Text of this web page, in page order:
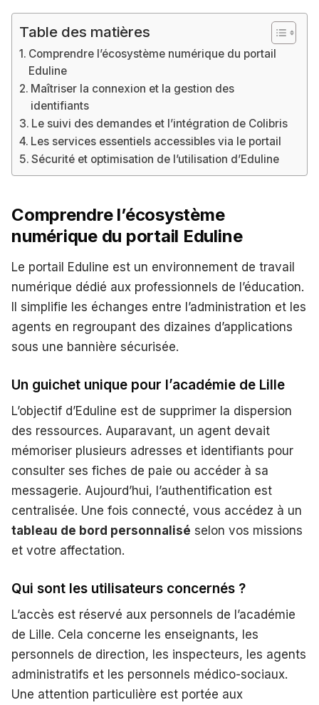
Table des matières
Comprendre l’écosystème numérique du portail
Eduline
Maîtriser la connexion et la gestion des
identifiants
Le suivi des demandes et l’intégration de Colibris
Les services essentiels accessibles via le portail
Sécurité et optimisation de l’utilisation d’Eduline
Comprendre l’écosystème
numérique du portail Eduline
Le portail Eduline est un environnement de travail
numérique dédié aux professionnels de l’éducation.
Il simplifie les échanges entre l’administration et les
agents en regroupant des dizaines d’applications
sous une bannière sécurisée.
Un guichet unique pour l’académie de Lille
L’objectif d’Eduline est de supprimer la dispersion
des ressources. Auparavant, un agent devait
mémoriser plusieurs adresses et identifiants pour
consulter ses fiches de paie ou accéder à sa
messagerie. Aujourd’hui, l’authentification est
centralisée. Une fois connecté, vous accédez à un
tableau de bord personnalisé selon vos missions
et votre affectation.
Qui sont les utilisateurs concernés ?
L’accès est réservé aux personnels de l’académie
de Lille. Cela concerne les enseignants, les
personnels de direction, les inspecteurs, les agents
administratifs et les personnels médico-sociaux.
Une attention particulière est portée aux